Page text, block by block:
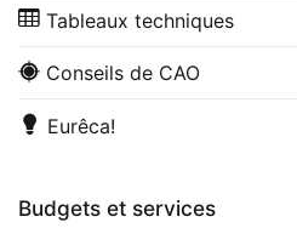
Tableaux techniques
Conseils de CAO
Eurêca!
Budgets et services